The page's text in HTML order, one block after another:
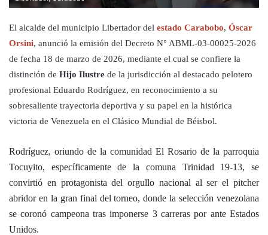
El alcalde del municipio Libertador del estado Carabobo, Óscar
Orsini, anunció la emisión del Decreto N° ABML-03-00025-2026
de fecha 18 de marzo de 2026, mediante el cual se confiere la
distinción de Hijo Ilustre de la jurisdicción al destacado pelotero
profesional Eduardo Rodríguez, en reconocimiento a su
sobresaliente trayectoria deportiva y su papel en la histórica
victoria de Venezuela en el Clásico Mundial de Béisbol.
Rodríguez, oriundo de la comunidad El Rosario de la parroquia
Tocuyito, específicamente de la comuna Trinidad 19-13, se
convirtió en protagonista del orgullo nacional al ser el pitcher
abridor en la gran final del torneo, donde la selección venezolana
se coronó campeona tras imponerse 3 carreras por ante Estados
Unidos.